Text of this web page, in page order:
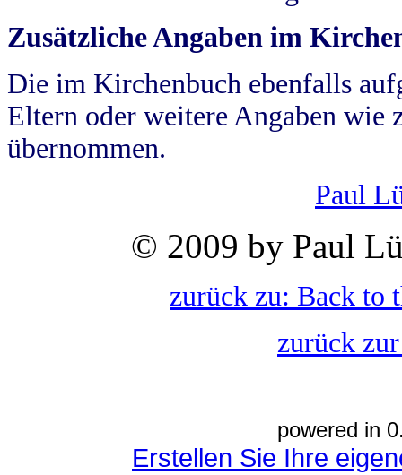
Zusätzliche Angaben im
Die im Kirchenbuch ebenfalls
Eltern oder weitere Angaben wie
übernommen.
Paul
© 2009 by Paul
zurück zu: Back to
zurück
powered in
Erstellen Sie Ihre